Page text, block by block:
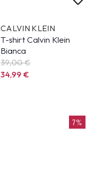
CALVIN KLEIN
T-shirt Calvin Klein
Bianca
39,00 €
34,99€
7%